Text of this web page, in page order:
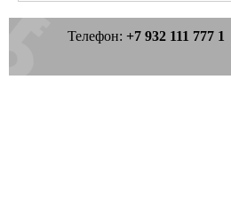
Телефон: +7 932 111 777 1